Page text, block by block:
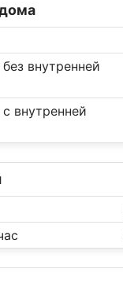
внутренней
внутренней